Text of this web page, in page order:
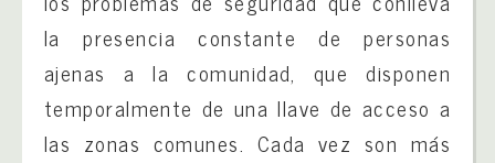
la presencia constante de personas
ajenas a la comunidad, que disponen
temporalmente de una llave de acceso a
las zonas comunes. Cada vez son más